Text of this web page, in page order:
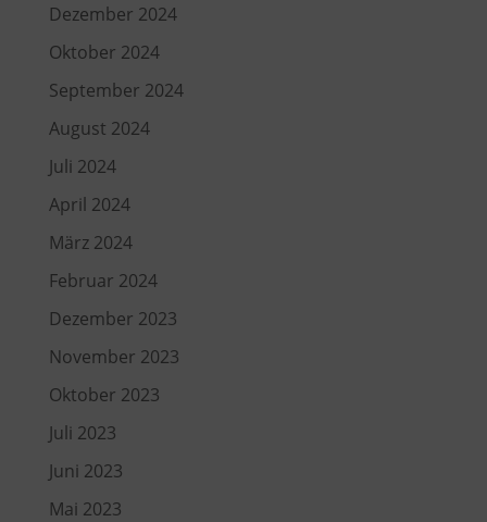
Dezember 2024
Oktober 2024
September 2024
August 2024
Juli 2024
April 2024
März 2024
Februar 2024
Dezember 2023
November 2023
Oktober 2023
Juli 2023
Juni 2023
Mai 2023